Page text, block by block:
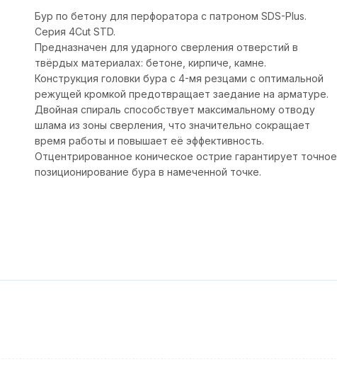
Бур по бетону для перфоратора с патроном SDS-Plus.
Серия 4Cut STD.
Предназначен для ударного сверления отверстий в
твёрдых материалах: бетоне, кирпиче, камне.
Конструкция головки бура с 4-мя резцами с оптимальной
режущей кромкой предотвращает заедание на арматуре.
Двойная спираль способствует максимальному отводу
шлама из зоны сверления, что значительно сокращает
время работы и повышает её эффективность.
Отцентрированное коническое острие гарантирует точное
позиционирование бура в намеченной точке.